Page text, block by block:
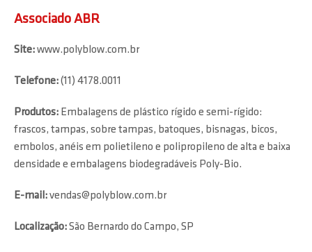
Associado ABR
Site:www.polyblow.com.br
Telefone:(11) 4178.0011
Produtos: Embalagens de plástico rígido e semi-rígido:
frascos, tampas, sobre tampas, batoques, bisnagas, bicos,
embolos, anéis em polietileno e polipropileno de alta e baixa
densidade e embalagens biodegradáveis Poly-Bio.
E-mail:vendas@polyblow.com.br
Localização:São Bernardo do Campo, SP